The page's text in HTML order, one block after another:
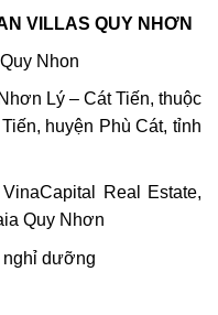
VILLAS QUY NHƠN
Nhon
Lý – Cát Tiến, thuộc
huyện Phù Cát, tỉnh
Real Estate,
Quy Nhơn
nghỉ dưỡng